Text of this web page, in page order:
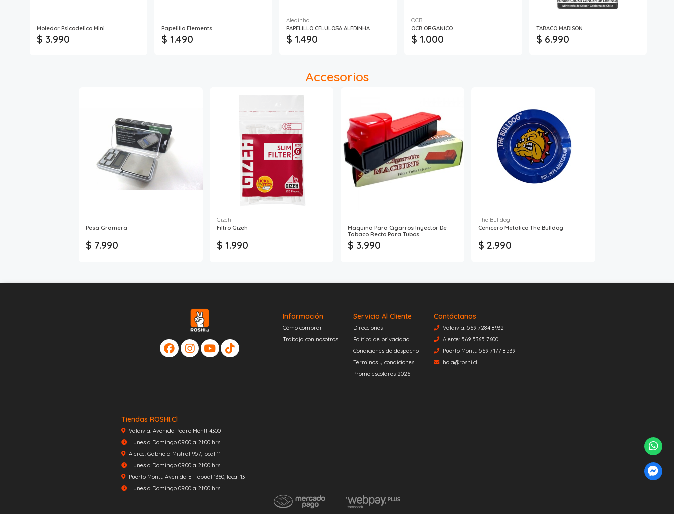
Moledor Psicodelico Mini
$ 3.990
Papelillo Elements
$ 1.490
Aledinha
PAPELILLO CELULOSA ALEDINHA
$ 1.490
OCB
OCB ORGANICO
$ 1.000
TABACO MADISON
$ 6.990
Accesorios
Pesa Gramera
$ 7.990
Gizeh
Filtro Gizeh
$ 1.990
Maquina Para Cigarros Inyector De
Tabaco Recto Para Tubos
$ 3.990
The Bulldog
Cenicero Metalico The Bulldog
$ 2.990
Información
Cómo comprar
Trabaja con nosotros
Servicio Al Cliente
Direcciones
Política de privacidad
Condiciones de despacho
Términos y condiciones
Promo escolares 2026
Contáctanos
Valdivia: 569 7284 8932
Alerce: 569 5365 7600
Puerto Montt: 569 7177 8539
hola@roshi.cl
Tiendas ROSHI.cl
Valdivia: Avenida Pedro Montt 4300
Lunes a Domingo 09:00 a 21:00 hrs
Alerce: Gabriela Mistral 957, local 11
Lunes a Domingo 09:00 a 21:00 hrs
Puerto Montt: Avenida El Tepual 1360, local 13
Lunes a Domingo 09:00 a 21:00 hrs